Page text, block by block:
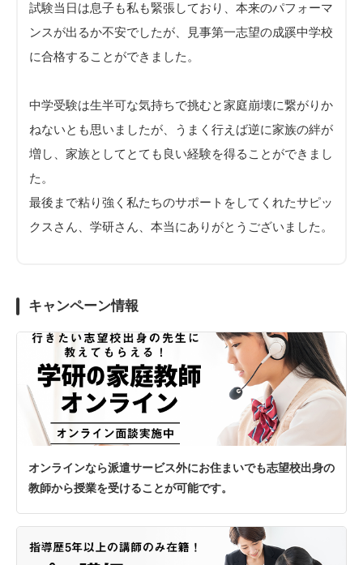
試験当日は息子も私も緊張しており、本来のパフォーマ
ンスが出るか不安でしたが、見事第一志望の成蹊中学校
に合格することができました。
中学受験は生半可な気持ちで挑むと家庭崩壊に繋がりか
ねないとも思いましたが、うまく行えば逆に家族の絆が
増し、家族としてとても良い経験を得ることができまし
た。
最後まで粘り強く私たちのサポートをしてくれたサピッ
クスさん、学研さん、本当にありがとうございました。
キャンペーン情報
オンラインなら派遣サービス外にお住まいでも志望校出身の
教師から授業を受けることが可能です。